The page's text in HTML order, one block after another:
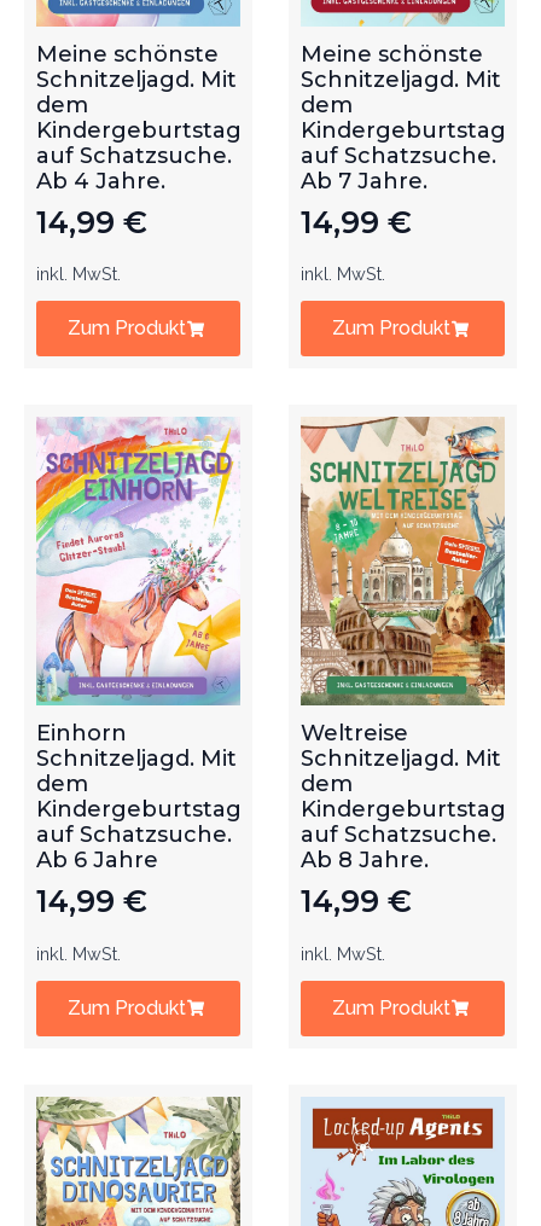
Meine schönste
Schnitzeljagd. Mit
dem
Kindergeburtstag
auf Schatzsuche.
Ab 4 Jahre.
14,99 €
inkl. MwSt.
Zum Produkt
Meine schönste
Schnitzeljagd. Mit
dem
Kindergeburtstag
auf Schatzsuche.
Ab 7 Jahre.
14,99 €
inkl. MwSt.
Zum Produkt
Einhorn
Schnitzeljagd. Mit
dem
Kindergeburtstag
auf Schatzsuche.
Ab 6 Jahre
14,99 €
inkl. MwSt.
Zum Produkt
Weltreise
Schnitzeljagd. Mit
dem
Kindergeburtstag
auf Schatzsuche.
Ab 8 Jahre.
14,99 €
inkl. MwSt.
Zum Produkt